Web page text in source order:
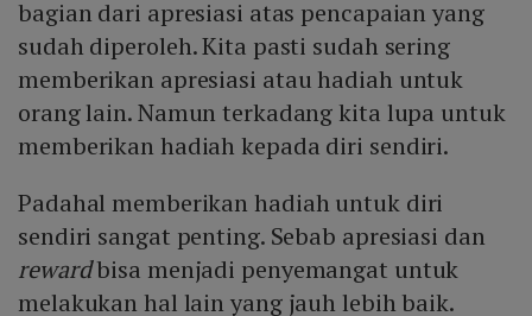
bagian dari apresiasi atas pencapaian yang
sudah diperoleh. Kita pasti sudah sering
memberikan apresiasi atau hadiah untuk
orang lain. Namun terkadang kita lupa untuk
memberikan hadiah kepada diri sendiri.
Padahal memberikan hadiah untuk diri
sendiri sangat penting. Sebab apresiasi dan
rewardbisa menjadi penyemangat untuk
melakukan hal lain yang jauh lebih baik.